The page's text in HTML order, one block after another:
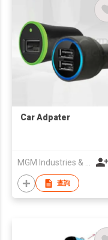
Car Adpater
MGM Industries & Company
查詢